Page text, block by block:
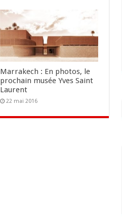
Marrakech : En photos, le
prochain musée Yves Saint
Laurent
22 mai 2016